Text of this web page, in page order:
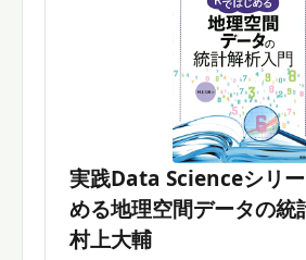
実践Data Scienceシリ
める地理空間データの統
村上大輔